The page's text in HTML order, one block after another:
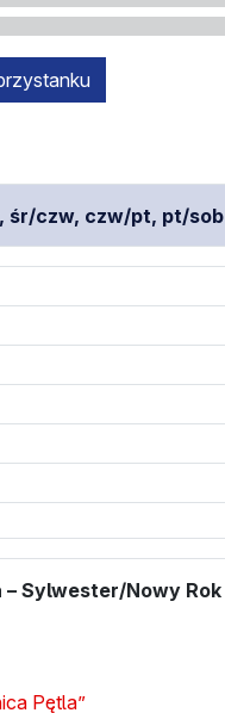
śr/czw, czw/pt, pt/sob
– Sylwester/Nowy Rok
Pętla”